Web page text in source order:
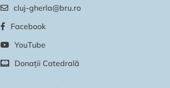
cluj-gherla@bru.ro
Facebook
YouTube
Donații Catedrală